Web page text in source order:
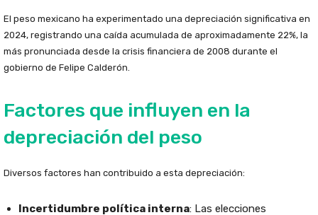
El peso mexicano ha experimentado una depreciación significativa en
2024, registrando una caída acumulada de aproximadamente 22%, la
más pronunciada desde la crisis financiera de 2008 durante el
gobierno de Felipe Calderón.
Factores que influyen en la
depreciación del peso
Diversos factores han contribuido a esta depreciación:
Incertidumbre política interna: Las elecciones